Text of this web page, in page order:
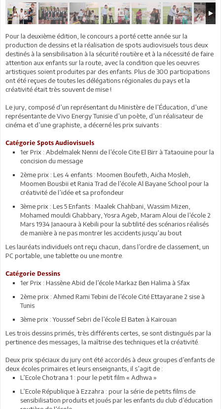
Pour la deuxième édition, le concours a porté cette année sur la
production de dessins et la réalisation de spots audiovisuels tous deux
destinés à la sensibilisation à la sécurité routière et à la nécessité de faire
attention aux enfants sur la route, avec la condition que les oeuvres
artistiques soient produites par des enfants. Plus de 300 participations
ont été reçues de toutes les délégations régionales du pays et la
créativité était très souvent de mise !
Le jury, composé d’un représentant du Ministère de l’Éducation, d’une
représentante de Vivo Energy Tunisie d’un poète, d’un réalisateur de
cinéma et d’une graphiste, a décerné les prix suivants :
Catégorie Spots Audiovisuels
1er Prix : Abdelmalek Nenni de l’école Cite El Birr à Tataouine pour la
concision du message
2ème prix : Les 4 enfants : Moomen Boufeth, Aicha Mosleh,
Moomen Bousbii et Rania Trad de l’école Al Bayane School pour la
créativité de l’idée et sa profondeur
3ème prix : Les 5 Enfants : Maalek Chahbani, Wassim Mizen,
Mohamed mouldi Ghabbary, Yosra Ageb, Maram Aloui de l’école 2
Mars 1934 Janaoura à Kebili pour la subtilité des scénarios réalisés
de manière à ne pas montrer les accidents jusqu’au bout
Les lauréats individuels ont reçu chacun, dans l’ordre de classement, un
PC portable, une tablette ou une montre.
Catégorie Dessins
1er Prix : Hassène Abid de l’école Markaz Ben Halima à Sfax
2ème prix : Ahmed Rami Tebini de l’école Cité Ettayarane 2 sise à
Tunis
3ème prix : Youssef Sebri de l’école El Baten à Kairouan
Les trois dessins primés, très différents certes, se sont distingués par la
pertinence des messages, la maîtrise des techniques et la créativité.
Deux prix spéciaux du jury ont été accordés à deux groupes d’enfants de
deux écoles primaires et leurs enseignants, il s’agit de :
L’Ecole Chotrana 1 : pour le petit film « Adhwa »
L’Ecole République à Ezzahra : pour la série de petits films de
sensibilisation produits et joués par les enfants du club d’éducation